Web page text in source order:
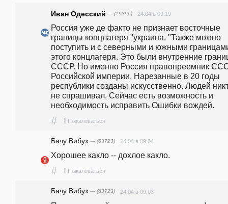
Иван Одесский — (19396) 24.04 в 09:19
Россия уже де факто не признает восточные
границы концлагеря "украина. "Также можно
поступить и с северными и южными
этого концлагеря. Это были внутренние
СССР. Но именно Россия правопреемник
Российской империи. Нарезанные в 20 годы
республики созданы искусственно. Людей
не спрашивал. Сейчас есть возможность и
необходимость исправить Ошибки вождей.
# ! Пожаловаться
Бачу Вибух — (63723) 24.04 в 09:04
Хорошее какло -- дохлое какло.
# ! Пожаловаться
Бачу Вибух — (63723) 24.04 в 09:03